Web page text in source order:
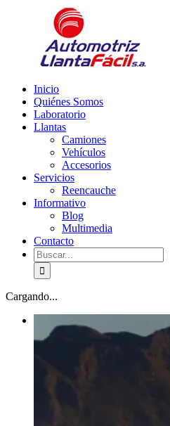
Inicio
Quiénes Somos
Laboratorio
Llantas
Camiones
Vehículos
Accesorios
Servicios
Reencauche
Informativo
Blog
Multimedia
Contacto
Buscar:
Cargando...